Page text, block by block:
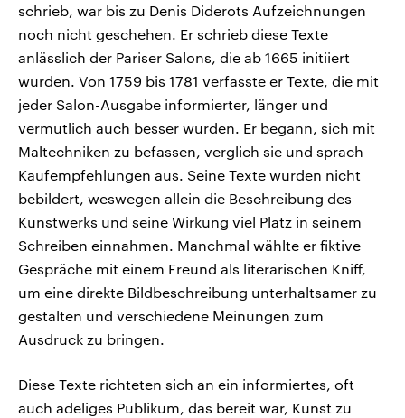
schrieb, war bis zu Denis Diderots Aufzeichnungen
noch nicht geschehen. Er schrieb diese Texte
anlässlich der Pariser Salons, die ab 1665 initiiert
wurden. Von 1759 bis 1781 verfasste er Texte, die mit
jeder Salon-Ausgabe informierter, länger und
vermutlich auch besser wurden. Er begann, sich mit
Maltechniken zu befassen, verglich sie und sprach
Kaufempfehlungen aus. Seine Texte wurden nicht
bebildert, weswegen allein die Beschreibung des
Kunstwerks und seine Wirkung viel Platz in seinem
Schreiben einnahmen. Manchmal wählte er fiktive
Gespräche mit einem Freund als literarischen Kniff,
um eine direkte Bildbeschreibung unterhaltsamer zu
gestalten und verschiedene Meinungen zum
Ausdruck zu bringen.
Diese Texte richteten sich an ein informiertes, oft
auch adeliges Publikum, das bereit war, Kunst zu